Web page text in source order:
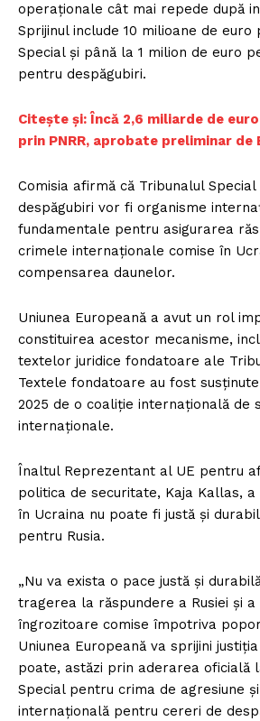
operaționale cât mai repede după
Sprijinul include 10 milioane de
Special și până la 1 milion de euro
pentru despăgubiri.
Citește și: Încă 2,6 miliarde de
prin PNRR, aprobate preliminar de
Comisia afirmă că Tribunalul
despăgubiri vor fi organisme
fundamentale pentru asigurarea
crimele internaționale comise în
compensarea daunelor.
Uniunea Europeană a avut un rol
constituirea acestor mecanisme,
textelor juridice fondatoare ale
Textele fondatoare au fost
2025 de o coaliție internațională de
internaționale.
Înaltul Reprezentant al UE pentru
politica de securitate, Kaja Kallas,
în Ucraina nu poate fi justă și
pentru Rusia.
„Nu va exista o pace justă și
tragerea la răspundere a Rusiei și
îngrozitoare comise împotriva
Uniunea Europeană va sprijini
poate, astăzi prin aderarea oficială
Special pentru crima de agresiune
internațională pentru cereri de